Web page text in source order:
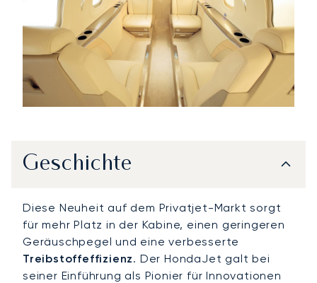
Geschichte
Diese Neuheit auf dem Privatjet-Markt sorgt
für mehr Platz in der Kabine, einen geringeren
Geräuschpegel und eine verbesserte
Treibstoffeffizienz. Der HondaJet galt bei
seiner Einführung als Pionier für Innovationen